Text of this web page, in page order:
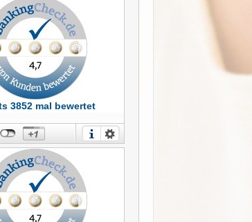
3852 mal bewertet